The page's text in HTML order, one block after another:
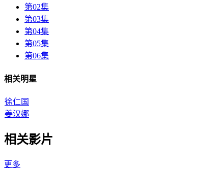
第02集
第03集
第04集
第05集
第06集
相关明星
徐仁国
姜汉娜
相关影片
更多